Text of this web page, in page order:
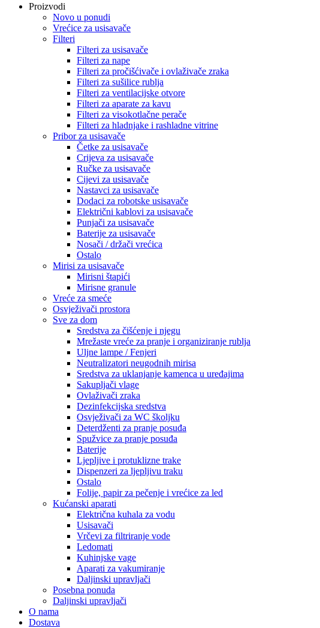
Proizvodi
Novo u ponudi
Vrećice za usisavače
Filteri
Filteri za usisavače
Filteri za nape
Filteri za pročišćivače i ovlaživače zraka
Filteri za sušilice rublja
Filteri za ventilacijske otvore
Filteri za aparate za kavu
Filteri za visokotlačne perače
Filteri za hladnjake i rashladne vitrine
Pribor za usisavače
Četke za usisavače
Crijeva za usisavače
Ručke za usisavače
Cijevi za usisavače
Nastavci za usisavače
Dodaci za robotske usisavače
Električni kablovi za usisavače
Punjači za usisavače
Baterije za usisavače
Nosači / držači vrećica
Ostalo
Mirisi za usisavače
Mirisni štapići
Mirisne granule
Vreće za smeće
Osvježivači prostora
Sve za dom
Sredstva za čišćenje i njegu
Mrežaste vreće za pranje i organiziranje rublja
Uljne lampe / Fenjeri
Neutralizatori neugodnih mirisa
Sredstva za uklanjanje kamenca u uređajima
Sakupljači vlage
Ovlaživači zraka
Dezinfekcijska sredstva
Osvježivači za WC školjku
Deterdženti za pranje posuđa
Spužvice za pranje posuđa
Baterije
Ljepljive i protuklizne trake
Dispenzeri za ljepljivu traku
Ostalo
Folije, papir za pečenje i vrećice za led
Kućanski aparati
Električna kuhala za vodu
Usisavači
Vrčevi za filtriranje vode
Ledomati
Kuhinjske vage
Aparati za vakumiranje
Daljinski upravljači
Posebna ponuda
Daljinski upravljači
O nama
Dostava